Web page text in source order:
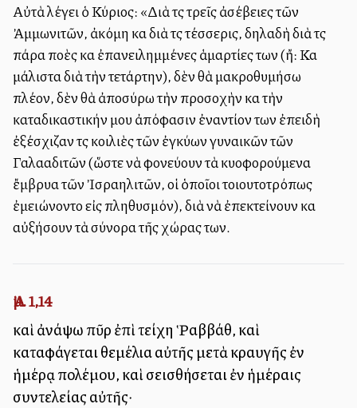
Αὐτὰ λέγει ὁ Κύριος: «Διὰ τὶς τρεῖς ἀσέβειες τῶν
Ἀμμωνιτῶν, ἀκόμη καὶ διὰ τὶς τέσσερις, δηλαδὴ διὰ τὶς
πάρα πολλὲς καὶ ἐπανειλημμένες ἁμαρτίες των (ἤ: Καὶ
μάλιστα διὰ τὴν τετάρτην), δὲν θὰ μακροθυμήσω
πλέον, δὲν θὰ ἀποσύρω τὴν προσοχὴν καὶ τὴν
καταδικαστικήν μου ἀπόφασιν ἐναντίον των ἐπειδὴ
ἐξέσχιζαν τὶς κοιλιὲς τῶν ἐγκύων γυναικῶν τῶν
Γαλααδιτῶν (ὥστε νὰ φονεύουν τὰ κυοφορούμενα
ἔμβρυα τῶν Ἰσραηλιτῶν, οἱ ὁποῖοι τοιουτοτρόπως
ἐμειώνοντο εἰς πληθυσμόν), διὰ νὰ ἐπεκτείνουν καὶ
αὐξήσουν τὰ σύνορα τῆς χώρας των.
Ἀμ. 1,14
καὶ ἀνάψω πῦρ ἐπὶ τείχη Ῥαββάθ, καὶ
καταφάγεται θεμέλια αὐτῆς μετὰ κραυγῆς ἐν
ἡμέρᾳ πολέμου, καὶ σεισθήσεται ἐν ἡμέραις
συντελείας αὐτῆς·